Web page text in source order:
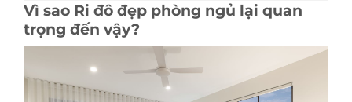
Vì sao Ri đô đẹp phòng ngủ lại quan
trọng đến vậy?